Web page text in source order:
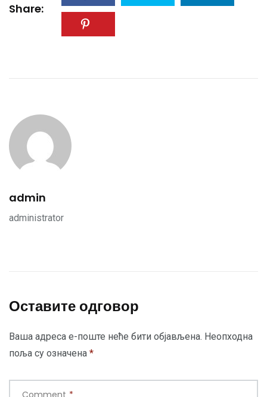
Share:
admin
administrator
Оставите одговор
Ваша адреса е-поште неће бити објављена. Неопходна
поља су означена *
Comment *